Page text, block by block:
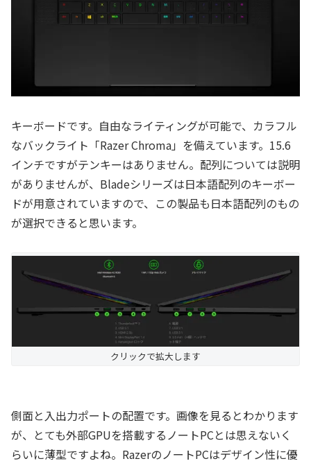
キーボードです。自由なライティングが可能で、カラフル
なバックライト「Razer Chroma」を備えています。15.6
インチですがテンキーはありません。配列については説明
がありませんが、Bladeシリーズは日本語配列のキーボー
ドが用意されていますので、この製品も日本語配列のもの
が選択できると思います。
クリックで拡大します
側面と入出力ポートの配置です。画像を見るとわかります
が、とても外部GPUを搭載するノートPCとは思えないく
らいに薄型ですよね。RazerのノートPCはデザイン性に優